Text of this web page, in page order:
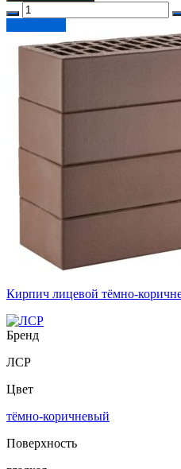
Кирпич лицевой тёмно-
Бренд
ЛСР
Цвет
тёмно-коричневый
Поверхность